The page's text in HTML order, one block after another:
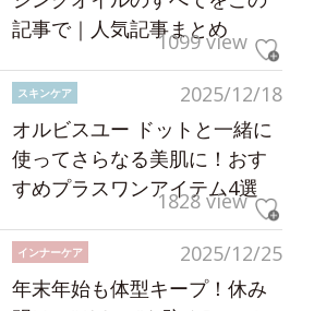
記事で｜人気記事まとめ
1099 view
2025/12/18
スキンケア
オルビスユー ドットと一緒に
使ってさらなる美肌に！おす
すめプラスワンアイテム4選
1828 view
2025/12/25
インナーケア
年末年始も体型キープ！休み